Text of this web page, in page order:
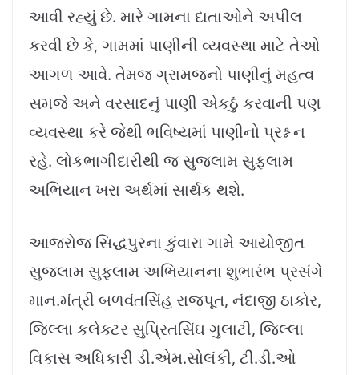
આવી રહ્યું છે. મારે ગામના દાતાઓને અપીલ
કરવી છે કે, ગામમાં પાણીની વ્યવસ્થા માટે તેઓ
આગળ આવે. તેમજ ગ્રામજનો પાણીનું મહત્વ
સમજે અને વરસાદનું પાણી એકઠું કરવાની પણ
વ્યવસ્થા કરે જેથી ભવિષ્યમાં પાણીનો પ્રશ્ન ન
રહે. લોકભાગીદારીથી જ સુજલામ સુફલામ
અભિયાન ખરા અર્થમાં સાર્થક થશે.
આજરોજ સિદ્ધપુરના કુંવારા ગામે આયોજીત
સુજલામ સુફલામ અભિયાનના શુભારંભ પ્રસંગે
માન.મંત્રી બળવંતસિંહ રાજપૂત, નંદાજી ઠાકોર,
જિલ્લા કલેક્ટર સુપ્રિતસિંઘ ગુલાટી, જિલ્લા
વિકાસ અધિકારી ડી.એમ.સોલંકી, ટી.ડી.ઓ